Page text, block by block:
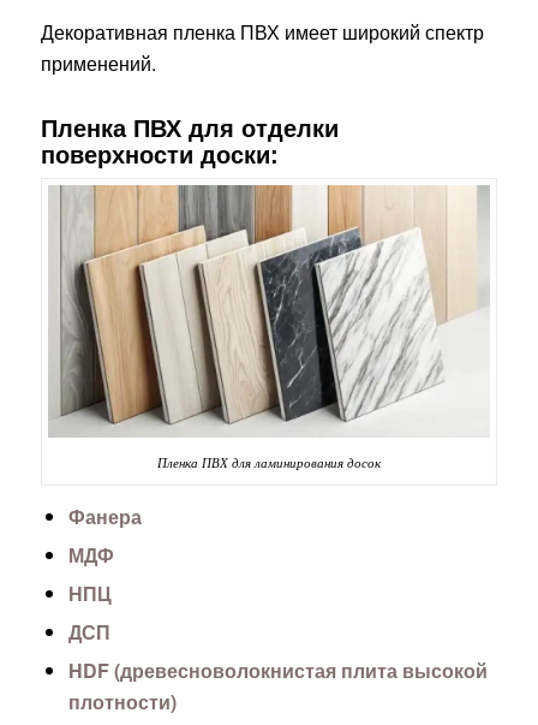
Декоративная пленка ПВХ имеет широкий спектр
применений.
Пленка ПВХ для отделки
поверхности доски:
Пленка ПВХ для ламинирования досок
Фанера
МДФ
НПЦ
ДСП
HDF (древесноволокнистая плита высокой
плотности)